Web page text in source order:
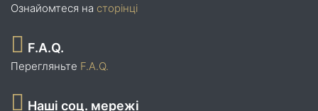
Ознайомтеся на сторінці
F.A.Q.
Перегляньте F.A.Q.
Наші соц. мережі